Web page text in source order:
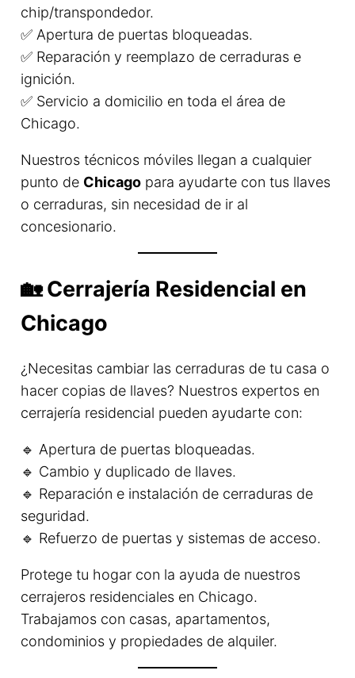
chip/transpondedor.
✅ Apertura de puertas bloqueadas.
✅ Reparación y reemplazo de cerraduras e
ignición.
✅ Servicio a domicilio en toda el área de
Chicago.
Nuestros técnicos móviles llegan a cualquier
punto de Chicagopara ayudarte con tus llaves
o cerraduras, sin necesidad de ir al
concesionario.
🏡 Cerrajería Residencial en
Chicago
¿Necesitas cambiar las cerraduras de tu casa o
hacer copias de llaves? Nuestros expertos en
cerrajería residencial pueden ayudarte con:
🔹 Apertura de puertas bloqueadas.
🔹 Cambio y duplicado de llaves.
🔹 Reparación e instalación de cerraduras de
seguridad.
🔹 Refuerzo de puertas y sistemas de acceso.
Protege tu hogar con la ayuda de nuestros
cerrajeros residenciales en Chicago.
Trabajamos con casas, apartamentos,
condominios y propiedades de alquiler.